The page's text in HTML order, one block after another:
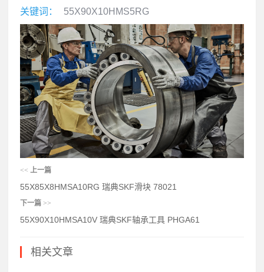
关键词： 55X90X10HMS5RG
<< 上一篇
55X85X8HMSA10RG 瑞典SKF滑块 78021
下一篇 >>
55X90X10HMSA10V 瑞典SKF轴承工具 PHGA61
相关文章